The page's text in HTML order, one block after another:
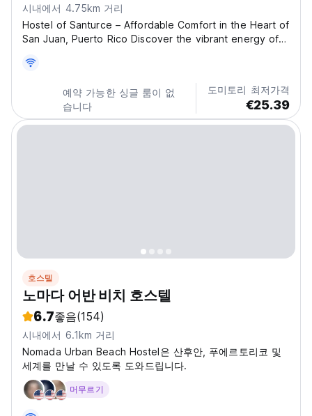
시내에서 4.75km 거리
Hostel of Santurce – Affordable Comfort in the Heart of
San Juan, Puerto Rico Discover the vibrant energy of
friendly and affordable base in the cultural heart of
Puerto Rico. Located in the dynamic neighborhood...
예약 가능한 싱글 룸이 없
습니다
도미토리 최저가격
€25.39
호스텔
노마다 어반 비치 호스텔
6.7좋음(154)
시내에서 6.1km 거리
Nomada Urban Beach Hostel은 산후안, 푸에르토리코 및
세계를 만날 수 있도록 도와드립니다.
머무르기